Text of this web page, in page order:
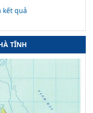
kết quả
TĨNH